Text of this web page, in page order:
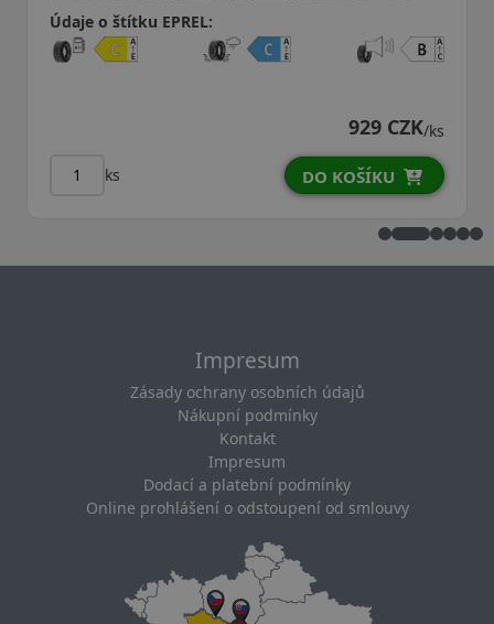
DO KOŠÍKU ks
Impresum
Zásady ochrany osobních údajů
Nákupní podmínky
Kontakt
Impresum
Dodací a platební podmínky
Online prohlášení o odstoupení od smlouvy